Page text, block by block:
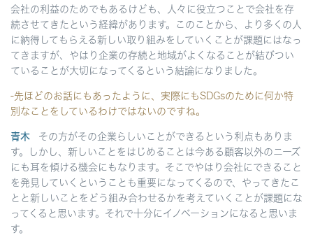
会社の利益のためでもあるけども、人々に役立つことで会社を存
続させてきたという経緯があります。このことから、より多くの人
に納得してもらえる新しい取り組みをしていくことが課題にはなっ
てきますが、やはり企業の存続と地域がよくなることが結びつい
ていることが大切になってくるという結論になりました。
-先ほどのお話にもあったように、実際にもSDGsのために何か特
別なことをしているわけではないのですね。
青木
その方がその企業らしいことができるという利点もありま
す。しかし、新しいことをはじめることは今ある顧客以外のニーズ
にも耳を傾ける機会にもなります。そこでやはり会社にできること
を発見していくということも重要になってくるので、やってきたこ
とと新しいことをどう組み合わせるかを考えていくことが課題にな
ってくると思います。それで十分にイノベーションになると思いま
す。